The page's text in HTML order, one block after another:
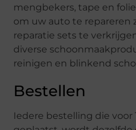
mengbekers, tape en
om uw auto te repareren
reparatie sets te
diverse
reinigen en blinkend
Bestellen
Iedere bestelling die voor